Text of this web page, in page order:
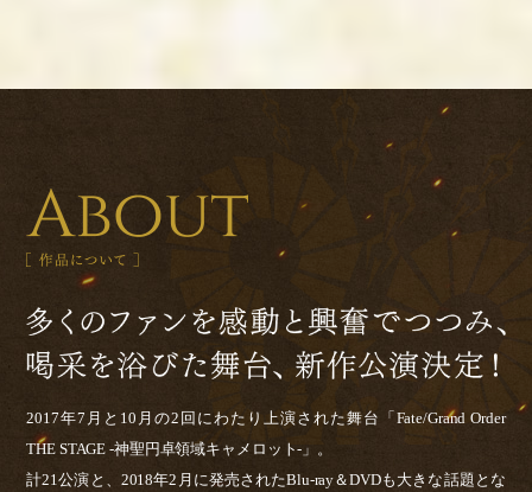
2017年7月と10月の2回にわたり上演された舞台「Fate/Grand Order
THE STAGE -神聖円卓領域キャメロット-」。
計21公演と、2018年2月に発売されたBlu-ray＆DVDも大きな話題とな